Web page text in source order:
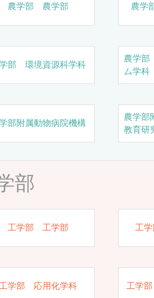
農学部 農学部 農学
部 環境資源科学科
農学
ム学科
部附属動物病院機構
農学部
教育研
部
工学部 工学部 工
学部 応用化学科 工学